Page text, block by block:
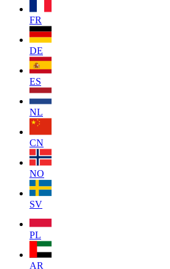
FR
DE
ES
NL
CN
NO
SV
PL
AR